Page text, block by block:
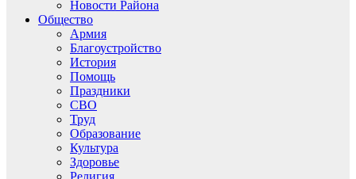
Новости Района
Общество
Армия
Благоустройство
История
Помощь
Праздники
СВО
Труд
Образование
Культура
Здоровье
Религия